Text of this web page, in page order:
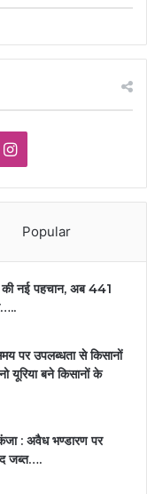
Instagram
Popular
नई पहचान, अब 441
पर उपलब्धता से किसानों
यूरिया बने किसानों के
: अवैध भण्डारण पर
जब्त….